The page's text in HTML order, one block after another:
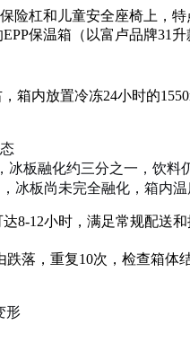
险杠和儿童安全座椅上，
保温箱（以富卢品牌31
箱内放置冷冻24小时的
冰板融化约三分之一，饮料
冰板尚未完全融化，箱内
8-12小时，满足常规配送
落，重复10次，检查箱体
形